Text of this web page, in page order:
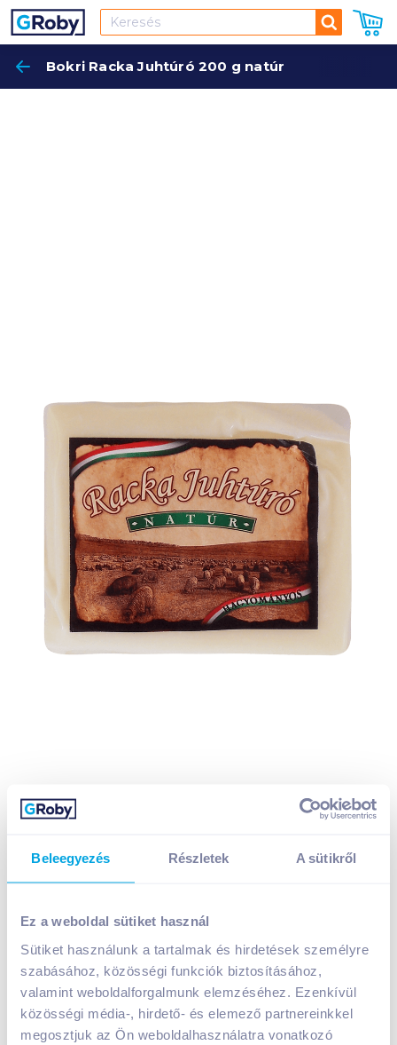
Beleegyezés Részletek A sütikről
Ez a weboldal sütiket használ
Sütiket használunk a tartalmak és hirdetések személyre
szabásához, közösségi funkciók biztosításához,
valamint weboldalforgalmunk elemzéséhez. Ezenkívül
közösségi média-, hirdető- és elemező partnereinkkel
megosztjuk az Ön weboldalhasználatra vonatkozó
Keresés
Bokri Racka Juhtúró 200 g natúr
Bokri Racka Juhtúró 200 g natúr
899Ft /db
Egységár: 4 495Ft /kg
Nettó eladási ár: 762Ft /db(18% áfa)